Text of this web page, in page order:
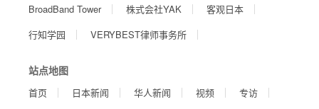
BroadBand Tower
株式会社YAK
客观日本
行知学园
VERYBEST律师事务所
站点地图
首页 日本新闻 华人新闻 视频
专访